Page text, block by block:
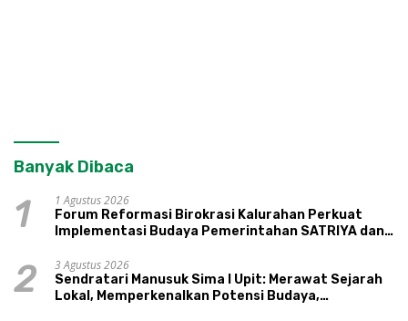
Banyak Dibaca
1
1 Agustus 2026
Forum Reformasi Birokrasi Kalurahan Perkuat
Implementasi Budaya Pemerintahan SATRIYA dan
2
3 Agustus 2026
Sendratari Manusuk Sima I Upit: Merawat Sejarah
Lokal, Memperkenalkan Potensi Budaya,